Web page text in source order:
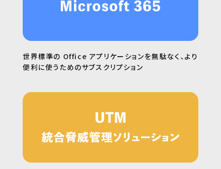
世界標準の Office アプリケーションを無駄なく、より
便利に使うためのサブスクリプション